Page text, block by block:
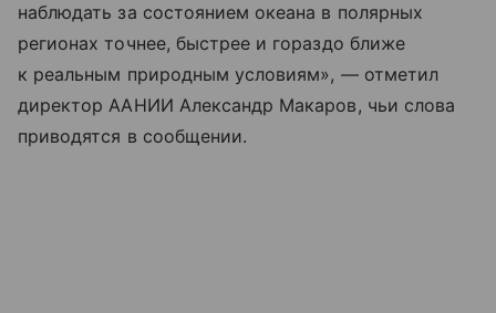
наблюдать за состоянием океана в полярных
регионах точнее, быстрее и гораздо ближе
к реальным природным условиям», — отметил
директор ААНИИ Александр Макаров, чьи слова
приводятся в сообщении.